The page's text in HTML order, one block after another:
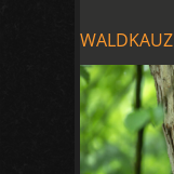
WALDKAUZ